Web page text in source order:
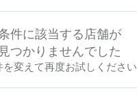
室専用スペース）
DXシステム
件に該当する店舗が
見つかりませんでした
を変えて再度お試しください